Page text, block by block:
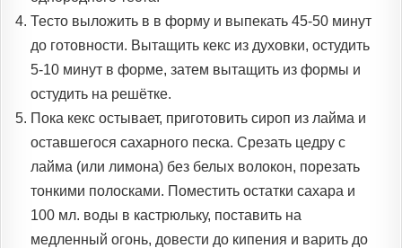
Тесто выложить в в форму и выпекать 45-50 минут
до готовности. Вытащить кекс из духовки, остудить
5-10 минут в форме, затем вытащить из формы и
остудить на решётке.
Пока кекс остывает, приготовить сироп из лайма и
оставшегося сахарного песка. Срезать цедру с
лайма (или лимона) без белых волокон, порезать
тонкими полосками. Поместить остатки сахара и
100 мл. воды в кастрюльку, поставить на
медленный огонь, довести до кипения и варить до